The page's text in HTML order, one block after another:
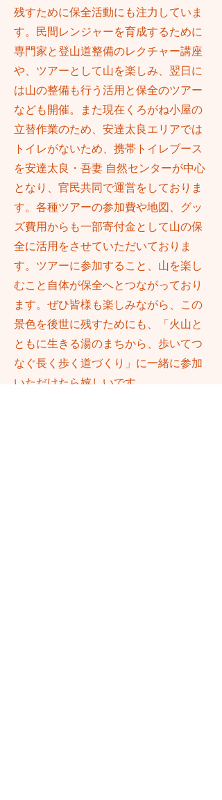
残すために保全活動にも注力していま
す。民間レンジャーを育成するために
専門家と登山道整備のレクチャー講座
や、ツアーとして山を楽しみ、翌日に
は山の整備も行う活用と保全のツアー
なども開催。また現在くろがね小屋の
立替作業のため、安達太良エリアでは
トイレがないため、携帯トイレブース
を安達太良・吾妻 自然センターが中心
となり、官民共同で運営をしておりま
す。各種ツアーの参加費や地図、グッ
ズ費用からも一部寄付金として山の保
全に活用をさせていただいておりま
す。ツアーに参加すること、山を楽し
むこと自体が保全へとつながっており
ます。ぜひ皆様も楽しみながら、この
景色を後世に残すためにも、「火山と
ともに生きる湯のまちから、歩いてつ
なぐ長く歩く道づくり」に一緒に参加
いただけたら嬉しいです。